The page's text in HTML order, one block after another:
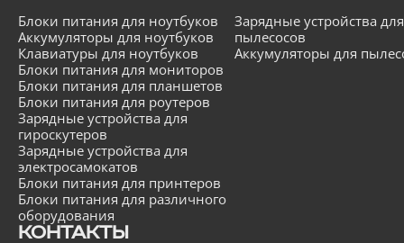
Блоки питания для ноутбуков
Аккумуляторы для ноутбуков
Клавиатуры для ноутбуков
Блоки питания для мониторов
Блоки питания для планшетов
Блоки питания для роутеров
Зарядные устройства для
гироскутеров
Зарядные устройства для
электросамокатов
Блоки питания для принтеров
Блоки питания для различного
оборудования
Зарядные устройства для
пылесосов
Аккумуляторы для
КОНТАКТЫ